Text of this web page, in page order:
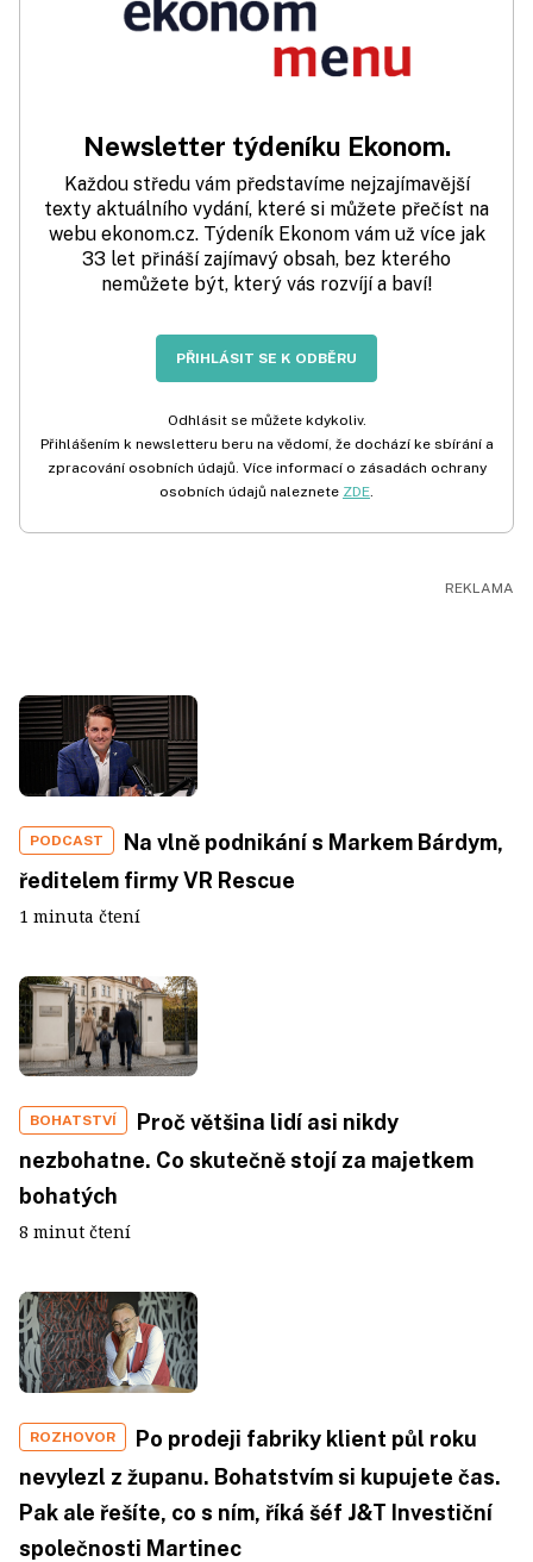
Newsletter týdeníku Ekonom.
Každou středu vám představíme nejzajímavější
texty aktuálního vydání, které si můžete přečíst na
webu ekonom.cz. Týdeník Ekonom vám už více jak
33 let přináší zajímavý obsah, bez kterého
nemůžete být, který vás rozvíjí a baví!
PŘIHLÁSIT SE K ODBĚRU
Odhlásit se můžete kdykoliv.
Přihlášením k newsletteru beru na vědomí, že dochází ke sbírání a
zpracování osobních údajů. Více informací o zásadách ochrany
osobních údajů naleznete ZDE.
PODCAST
Na vlně podnikání s Markem Bárdym,
ředitelem firmy VR Rescue
1 minuta čtení
BOHATSTVÍ
Proč většina lidí asi nikdy
nezbohatne. Co skutečně stojí za majetkem
bohatých
8 minut čtení
ROZHOVOR
Po prodeji fabriky klient půl roku
nevylezl z županu. Bohatstvím si kupujete čas.
Pak ale řešíte, co s ním, říká šéf J&T Investiční
společnosti Martinec